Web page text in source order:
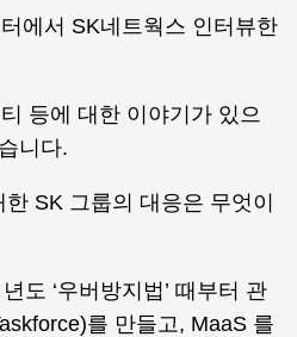
에서 SK네트웍스 인터뷰한
등에 대한 이야기가 있으
니다.
SK 그룹의 대응은 무엇이
도 ‘우버방지법’ 때부터 관
를 만들고, MaaS 를